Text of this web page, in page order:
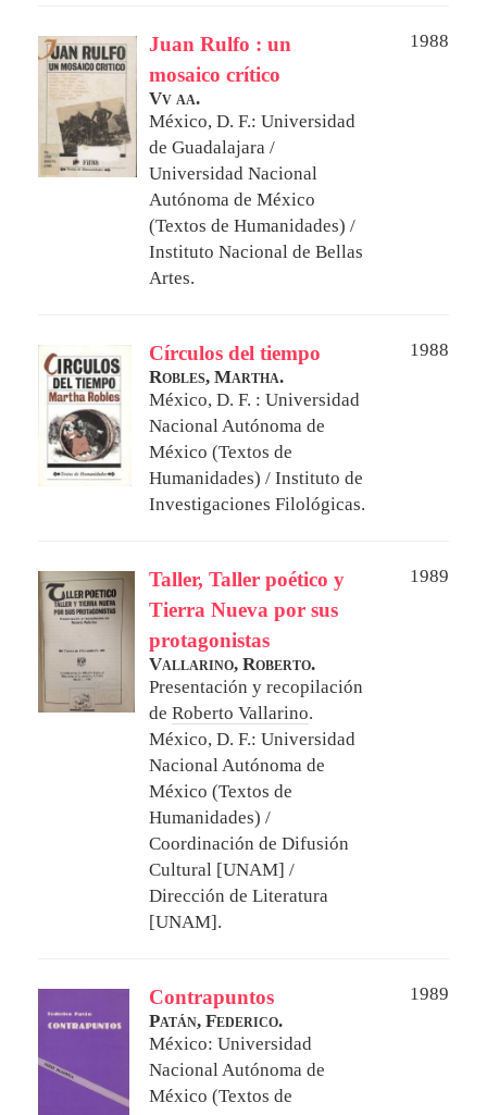
Juan Rulfo : un
mosaico crítico
1988
Vv aa.
México, D. F.: Universidad
de Guadalajara /
Universidad Nacional
Autónoma de México
(Textos de Humanidades) /
Instituto Nacional de Bellas
Artes.
Círculos del tiempo
1988
Robles, Martha.
México, D. F. : Universidad
Nacional Autónoma de
México (Textos de
Humanidades) / Instituto de
Investigaciones Filológicas.
Taller, Taller poético y
Tierra Nueva por sus
protagonistas
1989
Vallarino, Roberto.
Presentación y recopilación
de Roberto Vallarino.
México, D. F.: Universidad
Nacional Autónoma de
México (Textos de
Humanidades) /
Coordinación de Difusión
Cultural [UNAM] /
Dirección de Literatura
[UNAM].
Contrapuntos
1989
Patán, Federico.
México: Universidad
Nacional Autónoma de
México (Textos de